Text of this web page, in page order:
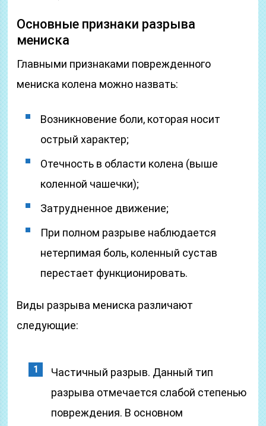
Основные признаки разрыва
мениска
Главными признаками поврежденного
мениска колена можно назвать:
Возникновение боли, которая носит
острый характер;
Отечность в области колена (выше
коленной чашечки);
Затрудненное движение;
При полном разрыве наблюдается
нетерпимая боль, коленный сустав
перестает функционировать.
Виды разрыва мениска различают
следующие:
Частичный разрыв. Данный тип
разрыва отмечается слабой степенью
повреждения. В основном